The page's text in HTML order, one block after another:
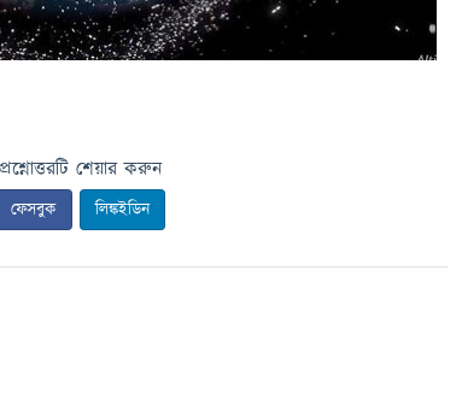
প্রশ্নোত্তরটি শেয়ার করুন
ফেসবুক লিঙ্কইডিন